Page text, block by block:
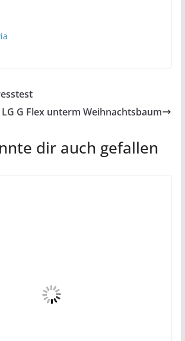
LG G Flex unterm Weihnachtsbaum
dir auch gefallen